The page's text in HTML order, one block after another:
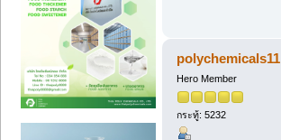
polychemicals11
Hero Member
กระทู้: 5232